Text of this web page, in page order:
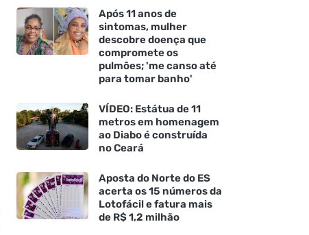
Após 11 anos de
sintomas, mulher
descobre doença que
compromete os
pulmões; 'me canso até
para tomar banho'
VÍDEO: Estátua de 11
metros em homenagem
ao Diabo é construída
no Ceará
Aposta do Norte do ES
acerta os 15 números da
Lotofácil e fatura mais
de R$ 1,2 milhão